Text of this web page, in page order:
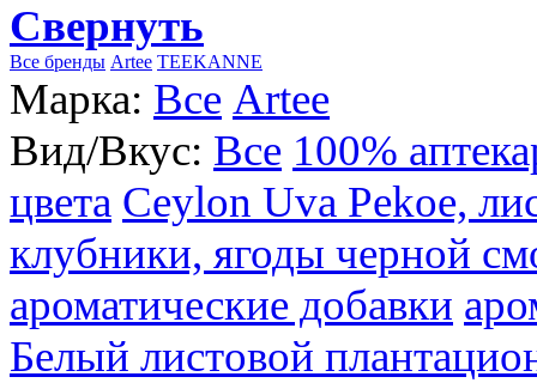
Свернуть
Все бренды Artee TEEKANNE
Марка: Все Artee
Вид/Вкус: Все 100%
цвета Ceylon Uva Pekoe,
клубники, ягоды черной
ароматические добавки
Белый листовой